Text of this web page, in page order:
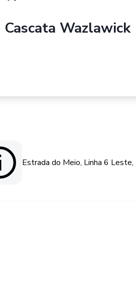
Cascata Wazlawick
Estrada do Meio, Linha 6